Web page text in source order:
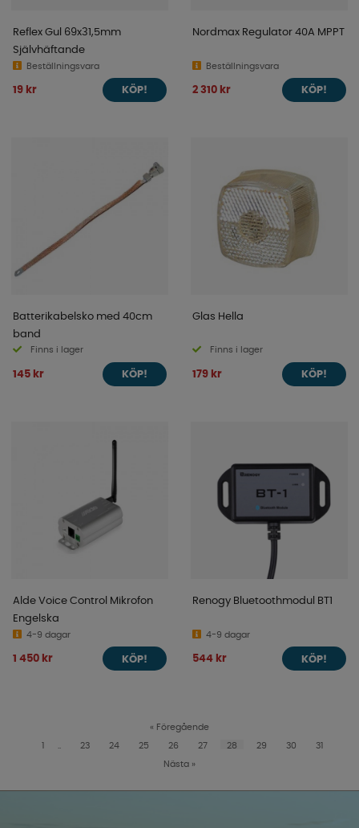
Reflex Gul 69x31,5mm
Självhäftande
Beställningsvara
19 kr KÖP!
Nordmax Regulator 40A MPPT
Beställningsvara
2 310 kr KÖP!
Batterikabelsko med 40cm
band
Finns i lager
145 kr KÖP!
Glas Hella
Finns i lager
179 kr KÖP!
Alde Voice Control Mikrofon
Engelska
4-9 dagar
1 450 kr KÖP!
Renogy Bluetoothmodul BT1
4-9 dagar
544 kr KÖP!
« Föregående
1 23 24 25 26 27 28 29 30 31
Nästa »